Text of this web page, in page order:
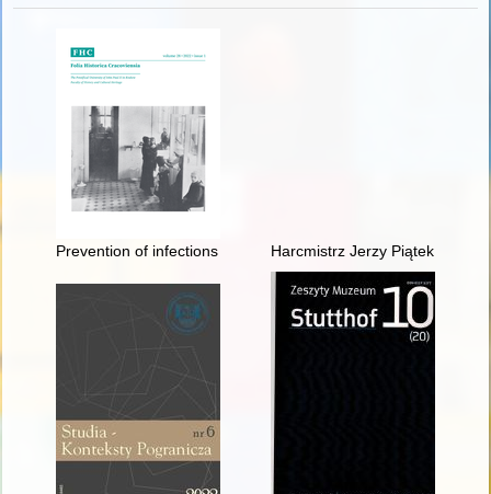
Prevention of infections : the Karol and Maria Hospital for
Harcmistrz Jerzy Piątek ps.